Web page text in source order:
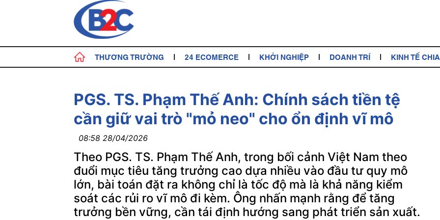
THƯƠNG TRƯỜNG 24 ECOMERCE KHỞI NGHIỆP DOANH TRÍ KINH TẾ
PGS. TS. Phạm Thế Anh: Chính sách tiền tệ
cần giữ vai trò "mỏ neo" cho ổn định vĩ mô
08:58 28/04/2026
Theo PGS. TS. Phạm Thế Anh, trong bối cảnh Việt Nam theo
đuổi mục tiêu tăng trưởng cao dựa nhiều vào đầu tư quy mô
lớn, bài toán đặt ra không chỉ là tốc độ mà là khả năng kiểm
soát các rủi ro vĩ mô đi kèm. Ông nhấn mạnh rằng để tăng
trưởng bền vững, cần tái định hướng sang phát triển sản xuất.